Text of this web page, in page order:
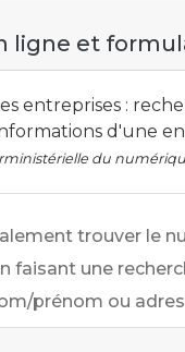
ligne et
entreprises :
d'une
du
trouver le
faisant une
prénom ou